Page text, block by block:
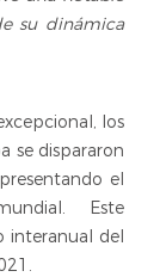
su dinámica
los
se dispararon
el
Este
interanual del